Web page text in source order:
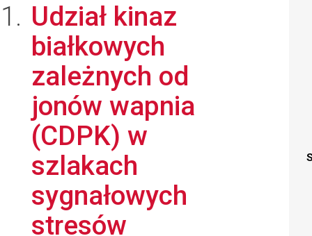
Udział kinaz
białkowych
zależnych od
jonów wapnia
(CDPK) w
szlakach
sygnałowych
stresów